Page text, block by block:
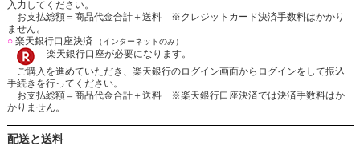
入力してください。
お支払総額＝商品代金合計＋送料 ※クレジットカード決済手数料はかかり
ません。
○楽天銀行口座決済 （インターネットのみ）
楽天銀行口座が必要になります。
ご購入を進めていただき、楽天銀行のログイン画面からログインをして振込
手続きを行ってください。
お支払総額＝商品代金合計＋送料 ※楽天銀行口座決済では決済手数料はか
かりません。
配送と送料